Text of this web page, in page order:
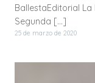
BallestaEditorial La
Segunda […]
25 de marzo de 2020